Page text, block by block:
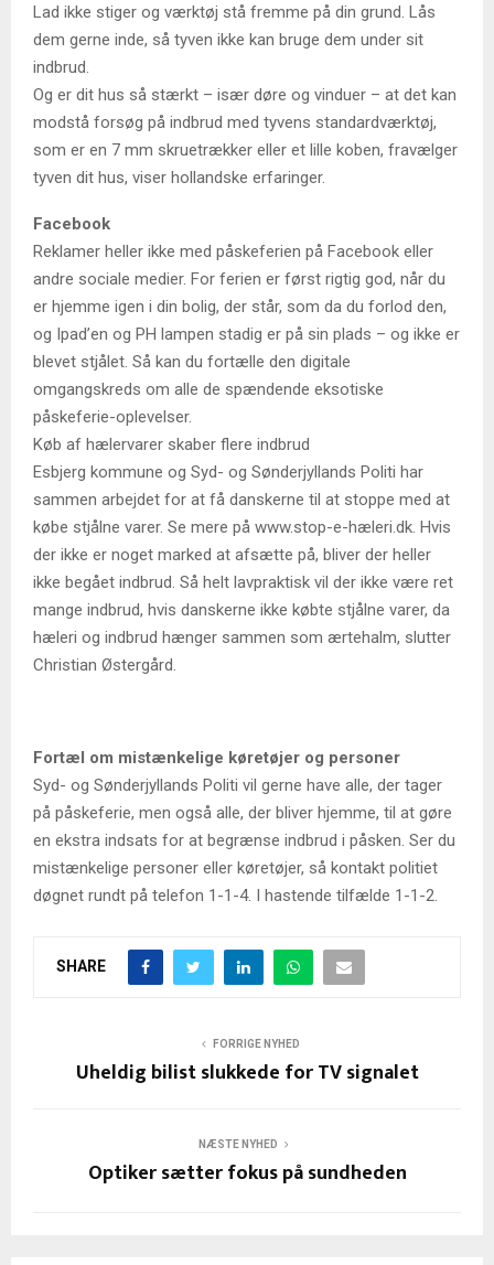
Lad ikke stiger og værktøj stå fremme på din grund. Lås
dem gerne inde, så tyven ikke kan bruge dem under sit
indbrud.
Og er dit hus så stærkt – især døre og vinduer – at det kan
modstå forsøg på indbrud med tyvens standardværktøj,
som er en 7 mm skruetrækker eller et lille koben, fravælger
tyven dit hus, viser hollandske erfaringer.
Facebook
Reklamer heller ikke med påskeferien på Facebook eller
andre sociale medier. For ferien er først rigtig god, når du
er hjemme igen i din bolig, der står, som da du forlod den,
og Ipad’en og PH lampen stadig er på sin plads – og ikke er
blevet stjålet. Så kan du fortælle den digitale
omgangskreds om alle de spændende eksotiske
påskeferie-oplevelser.
Køb af hælervarer skaber flere indbrud
Esbjerg kommune og Syd- og Sønderjyllands Politi har
sammen arbejdet for at få danskerne til at stoppe med at
købe stjålne varer. Se mere på www.stop-e-hæleri.dk. Hvis
der ikke er noget marked at afsætte på, bliver der heller
ikke begået indbrud. Så helt lavpraktisk vil der ikke være ret
mange indbrud, hvis danskerne ikke købte stjålne varer, da
hæleri og indbrud hænger sammen som ærtehalm, slutter
Christian Østergård.
Fortæl om mistænkelige køretøjer og personer
Syd- og Sønderjyllands Politi vil gerne have alle, der tager
på påskeferie, men også alle, der bliver hjemme, til at gøre
en ekstra indsats for at begrænse indbrud i påsken. Ser du
mistænkelige personer eller køretøjer, så kontakt politiet
døgnet rundt på telefon 1-1-4. I hastende tilfælde 1-1-2.
SHARE
FORRIGE NYHED
Uheldig bilist slukkede for TV signalet
NÆSTE NYHED
Optiker sætter fokus på sundheden